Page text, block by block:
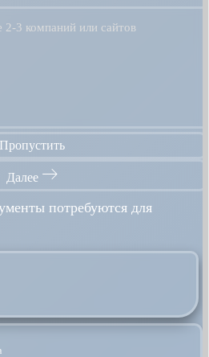
2-3 компаний или сайтов
Пропустить
Далее
потребуются для